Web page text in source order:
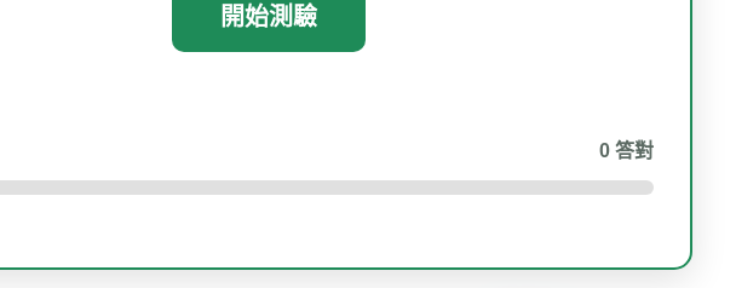
開始測驗
0答對